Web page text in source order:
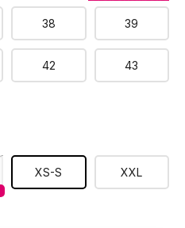
38 39
42 43
XS-S XXL